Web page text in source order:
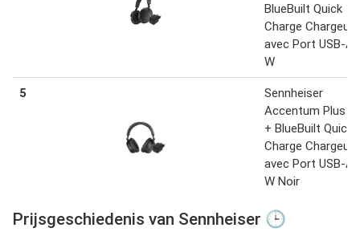
BlueBuilt Quick
Charge Chargeur
avec Port USB-A
W
5
Sennheiser
Accentum Plus
+ BlueBuilt Quick
Charge Chargeur
avec Port USB-A
W Noir
Prijsgeschiedenis van Sennheiser 🕒